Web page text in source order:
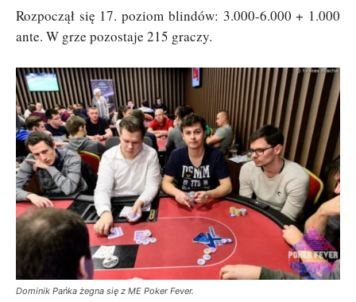
Rozpoczął się 17. poziom blindów: 3.000-6.000 + 1.000
ante. W grze pozostaje 215 graczy.
Dominik Pańka żegna się z ME Poker Fever.